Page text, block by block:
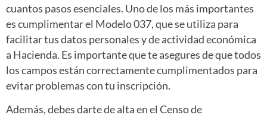
cuantos pasos esenciales. Uno de los más importantes
es cumplimentar el Modelo 037, que se utiliza para
facilitar tus datos personales y de actividad económica
a Hacienda. Es importante que te asegures de que todos
los campos están correctamente cumplimentados para
evitar problemas con tu inscripción.
Además, debes darte de alta en el Censo de